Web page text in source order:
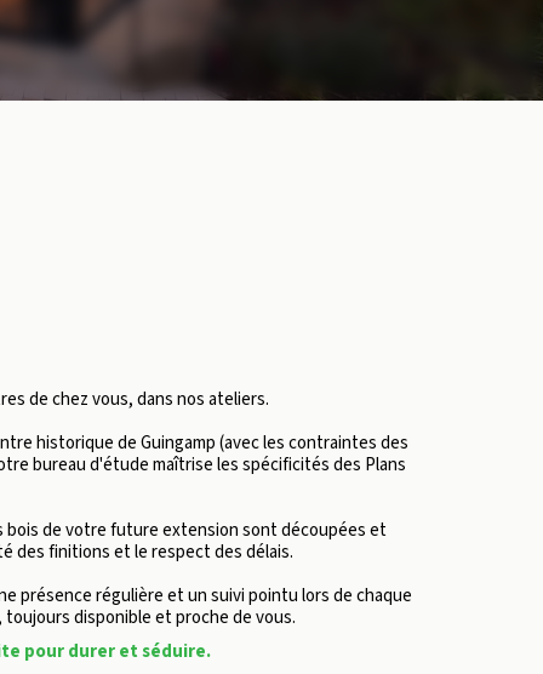
de chez vous, dans nos ateliers.
historique de Guingamp (avec les contraintes des
bureau d'étude maîtrise les spécificités des Plans
bois de votre future extension sont découpées et
des finitions et le respect des délais.
présence régulière et un suivi pointu lors de chaque
disponible et proche de vous.
pour durer et séduire.